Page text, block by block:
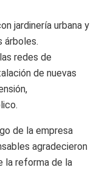
jardinería urbana y
árboles.
redes de
de nuevas
de la empresa
agradecieron
la reforma de la